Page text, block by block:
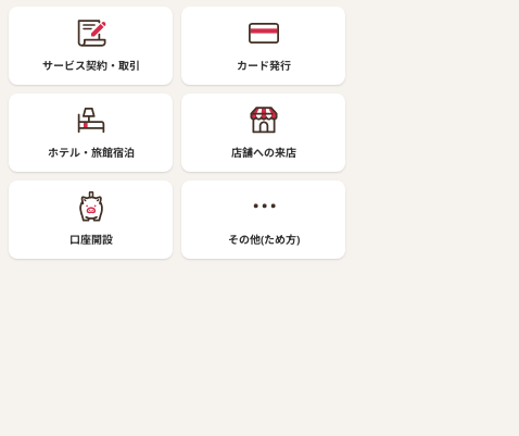
サービス契約・取引 カード発行
ホテル・旅館宿泊 店舗への来店
口座開設 その他(ため方)